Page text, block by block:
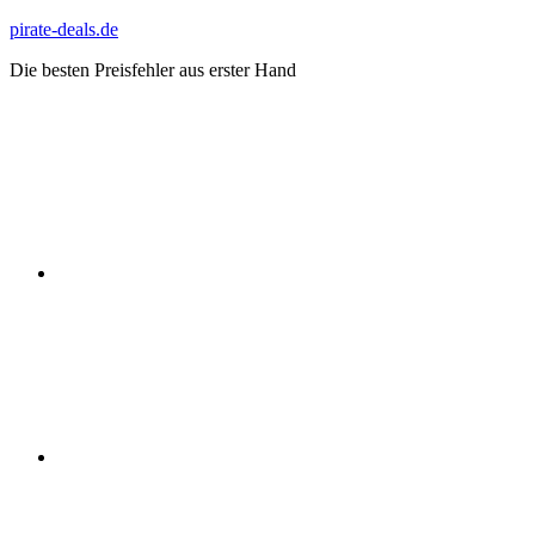
Zum
springen
pirate-deals.de
Die besten Preisfehler aus erster Hand